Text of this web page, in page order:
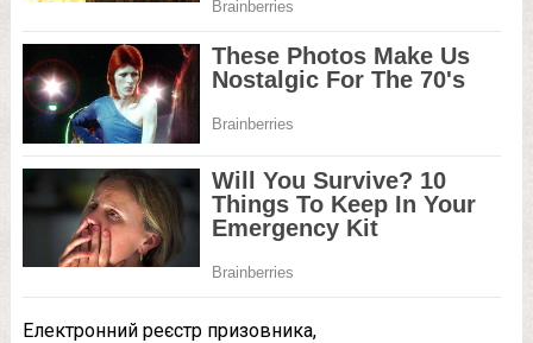
Електронний реєстр призовника,